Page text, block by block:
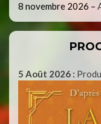
8 novembre 2026 –
5 Août 2026 :